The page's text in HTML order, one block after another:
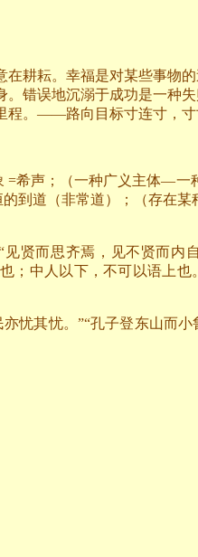
耕耘。幸福是对某些事物
错误地沉溺于成功是一种
。——路向目标寸连寸，寸
=希声；（一种广义主体—一
到道（非常道）；（存在某
贤而思齐焉，见不贤而内
；中人以下，不可以语上
忧其忧。”“孔子登东山而